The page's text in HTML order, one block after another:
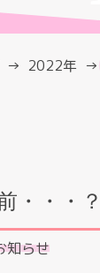
2022年
・・・？
知らせ